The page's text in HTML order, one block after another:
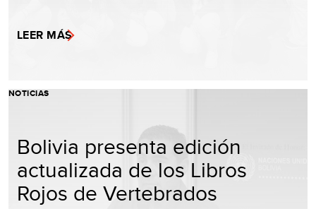
LEER MÁS
NOTICIAS
Bolivia presenta edición
actualizada de los Libros
Rojos de Vertebrados